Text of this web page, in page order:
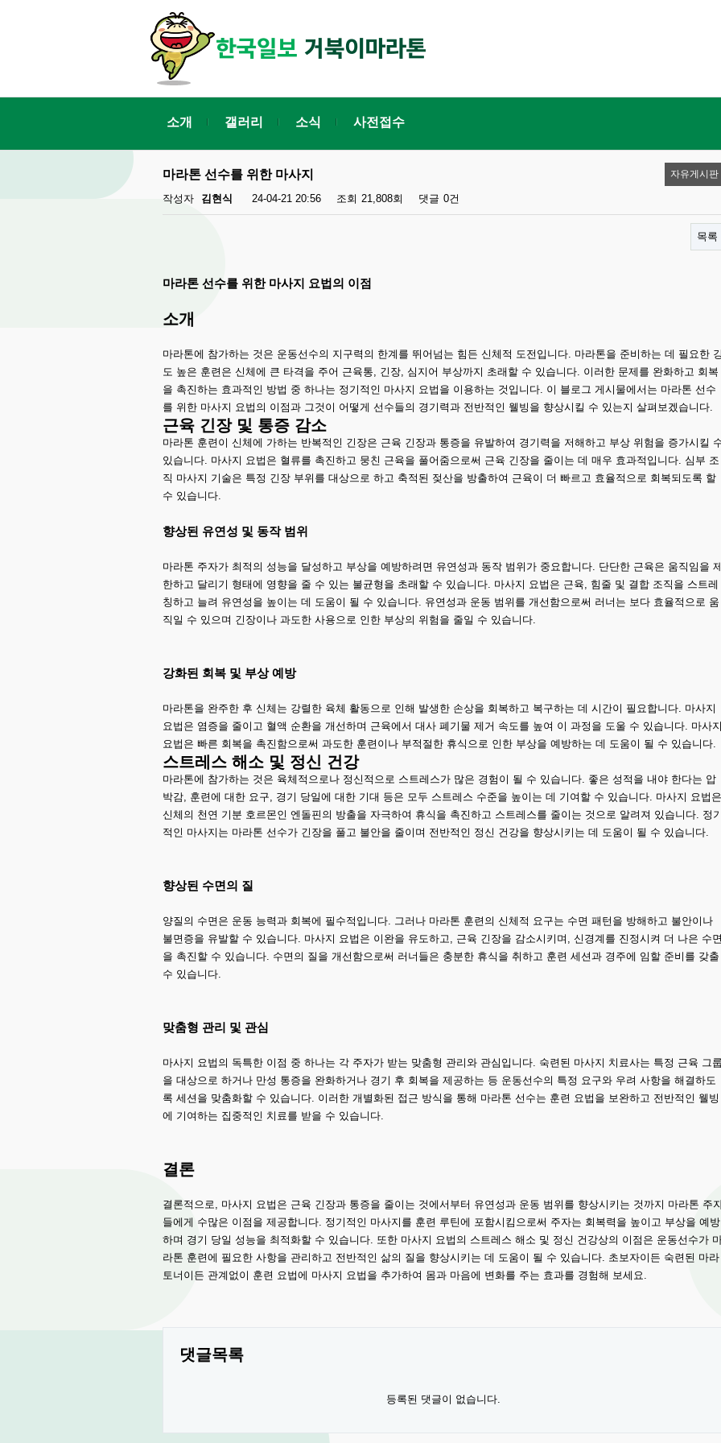
소개 갤러리 소식 사전접수
자유게시판
마라톤 선수를 위한 마사지
작성자 김현식 24-04-21 20:56 조회 21,808회 댓글 0건
목록
마라톤 선수를 위한 마사지 요법의 이점
소개
마라톤에 참가하는 것은 운동선수의 지구력의 한계를 뛰어넘는 힘든 신체적 도전입니다. 마라톤을 준비하는 데 필요한
도 높은 훈련은 신체에 큰 타격을 주어 근육통, 긴장, 심지어 부상까지 초래할 수 있습니다. 이러한 문제를 완화하고 회복
을 촉진하는 효과적인 방법 중 하나는 정기적인 마사지 요법을 이용하는 것입니다. 이 블로그 게시물에서는 마라톤 선수
를 위한 마사지 요법의 이점과 그것이 어떻게 선수들의 경기력과 전반적인 웰빙을 향상시킬 수 있는지 살펴보겠습니다.
근육 긴장 및 통증 감소
마라톤 훈련이 신체에 가하는 반복적인 긴장은 근육 긴장과 통증을 유발하여 경기력을 저해하고 부상 위험을 증가시킬
있습니다. 마사지 요법은 혈류를 촉진하고 뭉친 근육을 풀어줌으로써 근육 긴장을 줄이는 데 매우 효과적입니다. 심부 조
직 마사지 기술은 특정 긴장 부위를 대상으로 하고 축적된 젖산을 방출하여 근육이 더 빠르고 효율적으로 회복되도록 할
수 있습니다.
향상된 유연성 및 동작 범위
마라톤 주자가 최적의 성능을 달성하고 부상을 예방하려면 유연성과 동작 범위가 중요합니다. 단단한 근육은 움직임을
한하고 달리기 형태에 영향을 줄 수 있는 불균형을 초래할 수 있습니다. 마사지 요법은 근육, 힘줄 및 결합 조직을 스트레
칭하고 늘려 유연성을 높이는 데 도움이 될 수 있습니다. 유연성과 운동 범위를 개선함으로써 러너는 보다 효율적으로 움
직일 수 있으며 긴장이나 과도한 사용으로 인한 부상의 위험을 줄일 수 있습니다.
강화된 회복 및 부상 예방
마라톤을 완주한 후 신체는 강렬한 육체 활동으로 인해 발생한 손상을 회복하고 복구하는 데 시간이 필요합니다. 마사지
요법은 염증을 줄이고 혈액 순환을 개선하며 근육에서 대사 폐기물 제거 속도를 높여 이 과정을 도울 수 있습니다. 마사
요법은 빠른 회복을 촉진함으로써 과도한 훈련이나 부적절한 휴식으로 인한 부상을 예방하는 데 도움이 될 수 있습니다.
스트레스 해소 및 정신 건강
마라톤에 참가하는 것은 육체적으로나 정신적으로 스트레스가 많은 경험이 될 수 있습니다. 좋은 성적을 내야 한다는 압
박감, 훈련에 대한 요구, 경기 당일에 대한 기대 등은 모두 스트레스 수준을 높이는 데 기여할 수 있습니다. 마사지 요법은
신체의 천연 기분 호르몬인 엔돌핀의 방출을 자극하여 휴식을 촉진하고 스트레스를 줄이는 것으로 알려져 있습니다. 정
적인 마사지는 마라톤 선수가 긴장을 풀고 불안을 줄이며 전반적인 정신 건강을 향상시키는 데 도움이 될 수 있습니다.
향상된 수면의 질
양질의 수면은 운동 능력과 회복에 필수적입니다. 그러나 마라톤 훈련의 신체적 요구는 수면 패턴을 방해하고 불안이나
불면증을 유발할 수 있습니다. 마사지 요법은 이완을 유도하고, 근육 긴장을 감소시키며, 신경계를 진정시켜 더 나은 수
을 촉진할 수 있습니다. 수면의 질을 개선함으로써 러너들은 충분한 휴식을 취하고 훈련 세션과 경주에 임할 준비를 갖출
수 있습니다.
맞춤형 관리 및 관심
마사지 요법의 독특한 이점 중 하나는 각 주자가 받는 맞춤형 관리와 관심입니다. 숙련된 마사지 치료사는 특정 근육 그
을 대상으로 하거나 만성 통증을 완화하거나 경기 후 회복을 제공하는 등 운동선수의 특정 요구와 우려 사항을 해결하도
록 세션을 맞춤화할 수 있습니다. 이러한 개별화된 접근 방식을 통해 마라톤 선수는 훈련 요법을 보완하고 전반적인 웰빙
에 기여하는 집중적인 치료를 받을 수 있습니다.
결론
결론적으로, 마사지 요법은 근육 긴장과 통증을 줄이는 것에서부터 유연성과 운동 범위를 향상시키는 것까지 마라톤 주
들에게 수많은 이점을 제공합니다. 정기적인 마사지를 훈련 루틴에 포함시킴으로써 주자는 회복력을 높이고 부상을 예방
하며 경기 당일 성능을 최적화할 수 있습니다. 또한 마사지 요법의 스트레스 해소 및 정신 건강상의 이점은 운동선수가
라톤 훈련에 필요한 사항을 관리하고 전반적인 삶의 질을 향상시키는 데 도움이 될 수 있습니다. 초보자이든 숙련된 마라
토너이든 관계없이 훈련 요법에 마사지 요법을 추가하여 몸과 마음에 변화를 주는 효과를 경험해 보세요.
댓글목록
등록된 댓글이 없습니다.